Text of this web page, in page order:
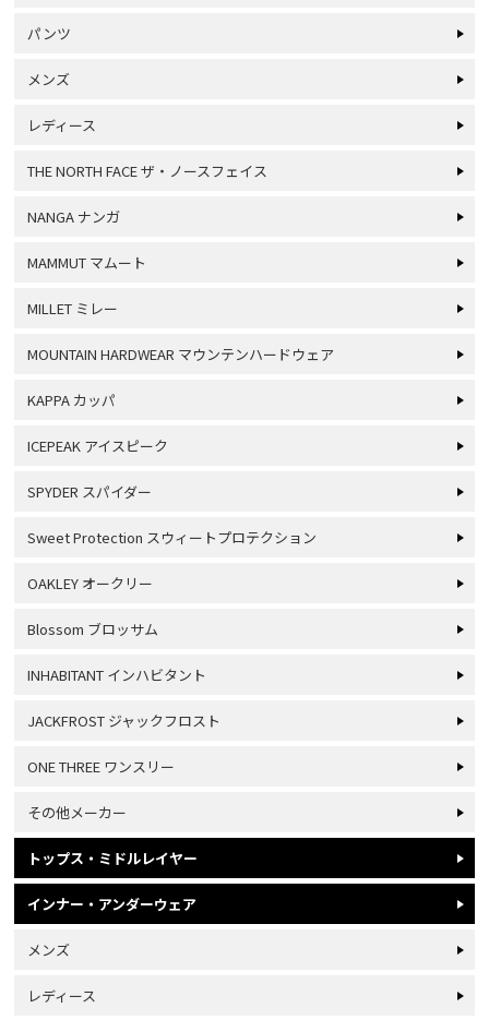
パンツ
メンズ
レディース
THE NORTH FACE ザ・ノースフェイス
NANGA ナンガ
MAMMUT マムート
MILLET ミレー
MOUNTAIN HARDWEAR マウンテンハードウェア
KAPPA カッパ
ICEPEAK アイスピーク
SPYDER スパイダー
Sweet Protection スウィートプロテクション
OAKLEY オークリー
Blossom ブロッサム
INHABITANT インハビタント
JACKFROST ジャックフロスト
ONE THREE ワンスリー
その他メーカー
トップス・ミドルレイヤー
インナー・アンダーウェア
メンズ
レディース